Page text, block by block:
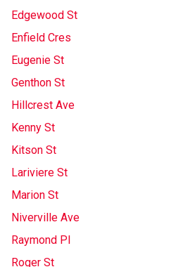
Edgewood St
Enfield Cres
Eugenie St
Genthon St
Hillcrest Ave
Kenny St
Kitson St
Lariviere St
Marion St
Niverville Ave
Raymond Pl
Roger St